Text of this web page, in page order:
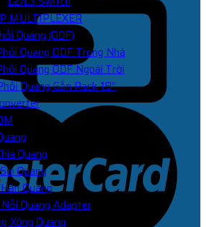
MULTIPLEXER
Quang (ODF)
Quang ODF Trong Nhà
Quang ODF Ngoài Trời
Quang Gắn Rack 19”
Quang
Quang
Quang
Quang Adapter
Xông Quang